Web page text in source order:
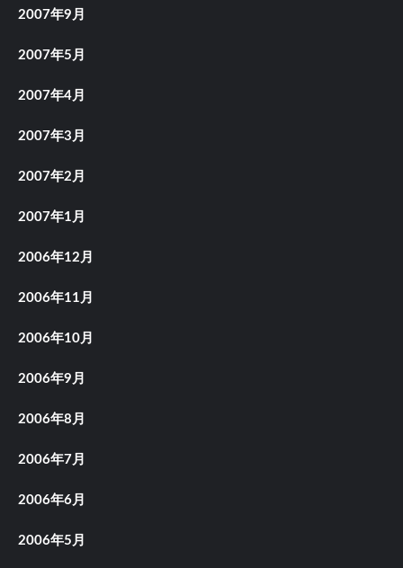
2007年9月
2007年5月
2007年4月
2007年3月
2007年2月
2007年1月
2006年12月
2006年11月
2006年10月
2006年9月
2006年8月
2006年7月
2006年6月
2006年5月